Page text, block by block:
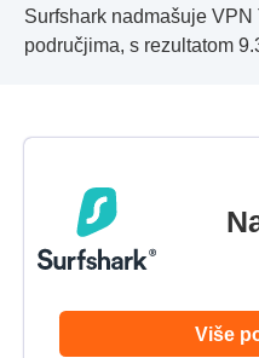
Surfshark nadmašuje
područjima, s rezultatom
Više